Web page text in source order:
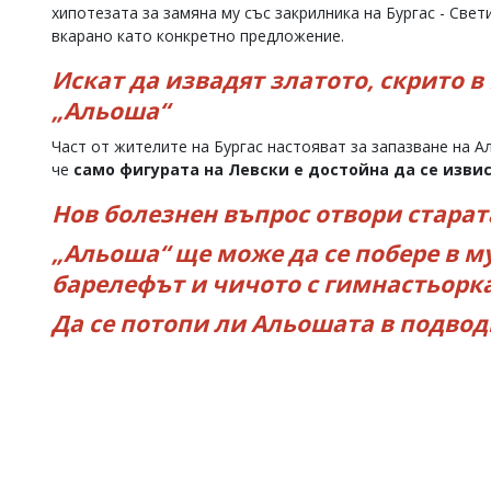
хипотезата за замяна му със закрилника на Бургас -
вкарано като конкретно предложение.
Искат да извадят златото, скрито
„Альоша“
Част от жителите на Бургас настояват за запазване на
че само фигурата на Левски е достойна да се
Нов болезнен въпрос отвори
„Альоша“ ще може да се побере в
барелефът и чичото с
Да се потопи ли Альошата в